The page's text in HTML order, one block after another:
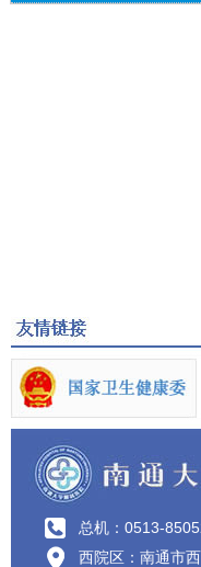
总机：0513-
西院区：南通市